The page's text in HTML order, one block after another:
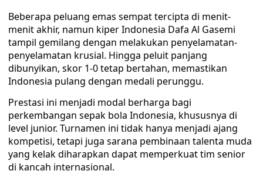
Beberapa peluang emas sempat tercipta di menit-
menit akhir, namun kiper Indonesia Dafa Al Gasemi
tampil gemilang dengan melakukan penyelamatan-
penyelamatan krusial. Hingga peluit panjang
dibunyikan, skor 1-0 tetap bertahan, memastikan
Indonesia pulang dengan medali perunggu.
Prestasi ini menjadi modal berharga bagi
perkembangan sepak bola Indonesia, khususnya di
level junior. Turnamen ini tidak hanya menjadi ajang
kompetisi, tetapi juga sarana pembinaan talenta muda
yang kelak diharapkan dapat memperkuat tim senior
di kancah internasional.